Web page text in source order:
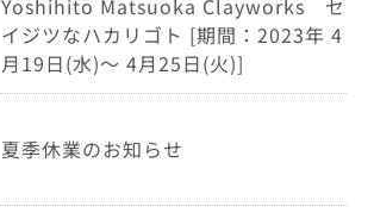
Yoshihito Matsuoka Clayworks セ
イジツなハカリゴト [期間：2023年 4
月19日(水)～ 4月25日(火)]
夏季休業のお知らせ